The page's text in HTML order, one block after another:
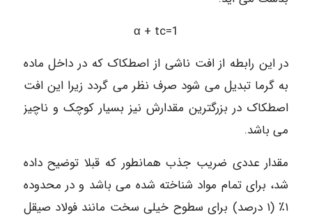
α + tc=1
در این رابطه از افت ناشی از اصطکاک که در داخل ماده
به گرما تبدیل می شود صرف نظر می گردد زیرا این افت
اصطکاک در بزرگترین مقدارش نیز بسیار کوچک و ناچیز
می باشد.
مقدار عددی ضریب جذب همانطور که قبلا توضیح داده
شد، برای تمام مواد شناخته شده می باشد و در محدوده
۱٪ (۱ درصد) برای سطوح خیلی سخت مانند فولاد صیقل